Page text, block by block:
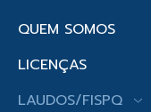
QUEM SOMOS
LICENÇAS
LAUDOS/FISPQ